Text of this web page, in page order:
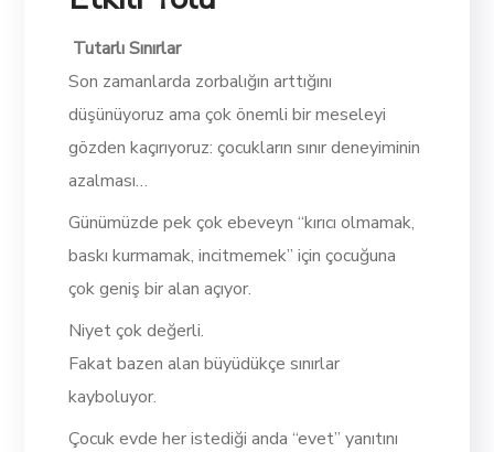
Tutarlı Sınırlar
Son zamanlarda zorbalığın arttığını
düşünüyoruz ama çok önemli bir meseleyi
gözden kaçırıyoruz: çocukların sınır deneyiminin
azalması…
Günümüzde pek çok ebeveyn “kırıcı olmamak,
baskı kurmamak, incitmemek” için çocuğuna
çok geniş bir alan açıyor.
Niyet çok değerli.
Fakat bazen alan büyüdükçe sınırlar
kayboluyor.
Çocuk evde her istediği anda “evet” yanıtını